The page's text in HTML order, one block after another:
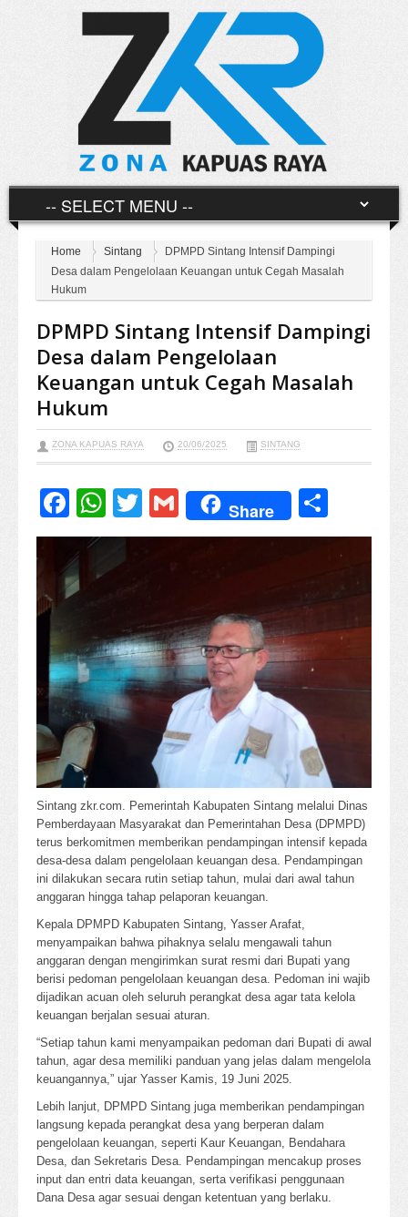
Home Sintang
DPMPD Sintang Intensif Dampingi
Desa dalam Pengelolaan Keuangan untuk Cegah Masalah
Hukum
DPMPD Sintang Intensif Dampingi
Desa dalam Pengelolaan
Keuangan untuk Cegah Masalah
Hukum
ZONA KAPUAS RAYA 20/06/2025 SINTANG
Facebook
WhatsApp
TwitterGmail
Share
Sintang zkr.com. Pemerintah Kabupaten Sintang melalui Dinas
Pemberdayaan Masyarakat dan Pemerintahan Desa (DPMPD)
terus berkomitmen memberikan pendampingan intensif kepada
desa-desa dalam pengelolaan keuangan desa. Pendampingan
ini dilakukan secara rutin setiap tahun, mulai dari awal tahun
anggaran hingga tahap pelaporan keuangan.
Kepala DPMPD Kabupaten Sintang, Yasser Arafat,
menyampaikan bahwa pihaknya selalu mengawali tahun
anggaran dengan mengirimkan surat resmi dari Bupati yang
berisi pedoman pengelolaan keuangan desa. Pedoman ini wajib
dijadikan acuan oleh seluruh perangkat desa agar tata kelola
keuangan berjalan sesuai aturan.
“Setiap tahun kami menyampaikan pedoman dari Bupati di awal
tahun, agar desa memiliki panduan yang jelas dalam mengelola
keuangannya,” ujar Yasser Kamis, 19 Juni 2025.
Lebih lanjut, DPMPD Sintang juga memberikan pendampingan
langsung kepada perangkat desa yang berperan dalam
pengelolaan keuangan, seperti Kaur Keuangan, Bendahara
Desa, dan Sekretaris Desa. Pendampingan mencakup proses
input dan entri data keuangan, serta verifikasi penggunaan
Dana Desa agar sesuai dengan ketentuan yang berlaku.